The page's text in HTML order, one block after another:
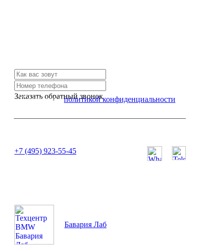
Заказать обратный звонок
Я согласен сполитикой конфиденциальности
+7 (495) 923-55-45
Бавария Лаб